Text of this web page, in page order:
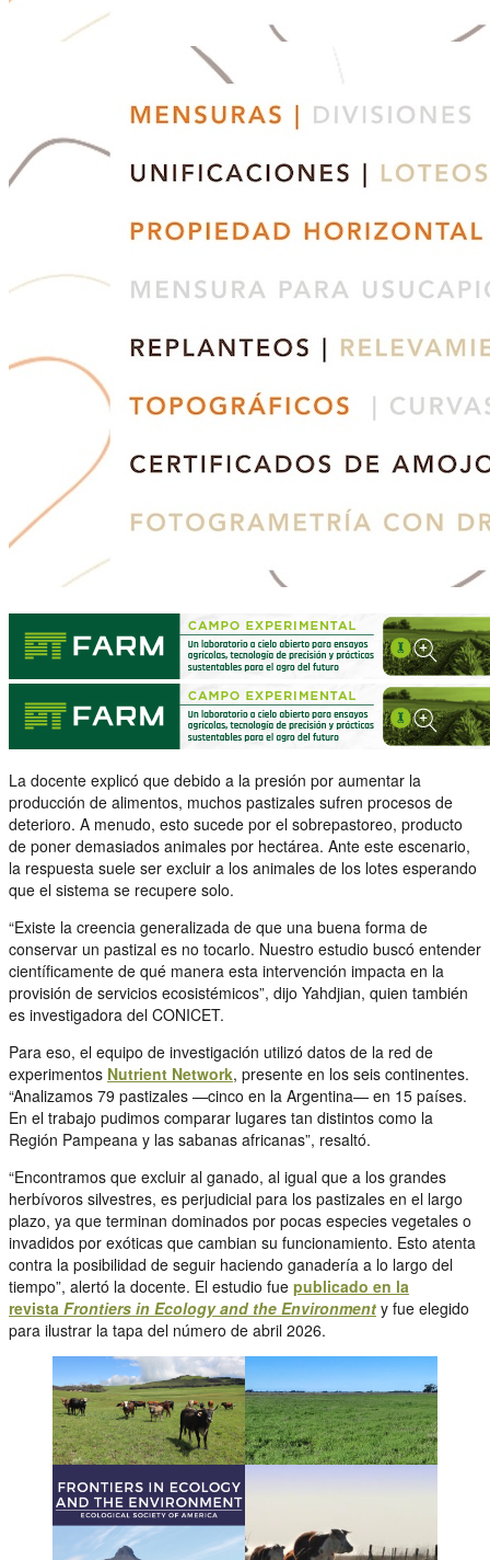
La docente explicó que debido a la presión por aumentar la
producción de alimentos, muchos pastizales sufren procesos de
deterioro. A menudo, esto sucede por el sobrepastoreo, producto
de poner demasiados animales por hectárea. Ante este escenario,
la respuesta suele ser excluir a los animales de los lotes esperando
que el sistema se recupere solo.
“Existe la creencia generalizada de que una buena forma de
conservar un pastizal es no tocarlo. Nuestro estudio buscó entender
científicamente de qué manera esta intervención impacta en la
provisión de servicios ecosistémicos”, dijo Yahdjian, quien también
es investigadora del CONICET.
Para eso, el equipo de investigación utilizó datos de la red de
experimentos Nutrient Network, presente en los seis continentes.
“Analizamos 79 pastizales —cinco en la Argentina— en 15 países.
En el trabajo pudimos comparar lugares tan distintos como la
Región Pampeana y las sabanas africanas”, resaltó.
“Encontramos que excluir al ganado, al igual que a los grandes
herbívoros silvestres, es perjudicial para los pastizales en el largo
plazo, ya que terminan dominados por pocas especies vegetales o
invadidos por exóticas que cambian su funcionamiento. Esto atenta
contra la posibilidad de seguir haciendo ganadería a lo largo del
tiempo”, alertó la docente. El estudio fue publicado en la
revista Frontiers in Ecology and the Environment y fue elegido
para ilustrar la tapa del número de abril 2026.